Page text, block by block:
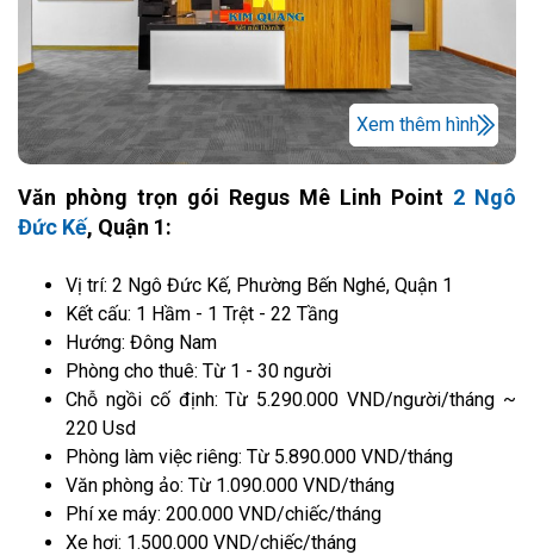
Xem thêm hình
Văn phòng trọn gói Regus Mê Linh Point 2 Ngô
Đức Kế, Quận 1:
Vị trí: 2 Ngô Đức Kế, Phường Bến Nghé, Quận 1
Kết cấu: 1 Hầm - 1 Trệt - 22 Tầng
Hướng: Đông Nam
Phòng cho thuê: Từ 1 - 30 người
Chỗ ngồi cố định: Từ 5.290.000 VND/người/tháng ~
220 Usd
Phòng làm việc riêng: Từ 5.890.000 VND/tháng
Văn phòng ảo: Từ 1.090.000 VND/tháng
Phí xe máy: 200.000 VND/chiếc/tháng
Xe hơi: 1.500.000 VND/chiếc/tháng